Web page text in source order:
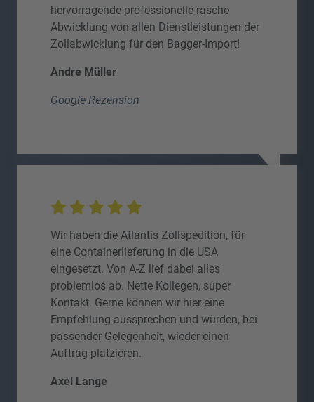
hervorragende professionelle rasche
Abwicklung von allen Dienstleistungen der
Zollabwicklung für den Bagger-Import!
Andre Müller
Google Rezension
Wir haben die Atlantis Zollspedition, für
eine Containerlieferung in die USA
eingesetzt. Von A-Z lief dabei alles
problemlos ab. Nette Kollegen, super
Kontakt. Gerne können wir hier eine
Empfehlung aussprechen und würden, bei
passender Gelegenheit, wieder einen
Auftrag platzieren.
Axel Lange